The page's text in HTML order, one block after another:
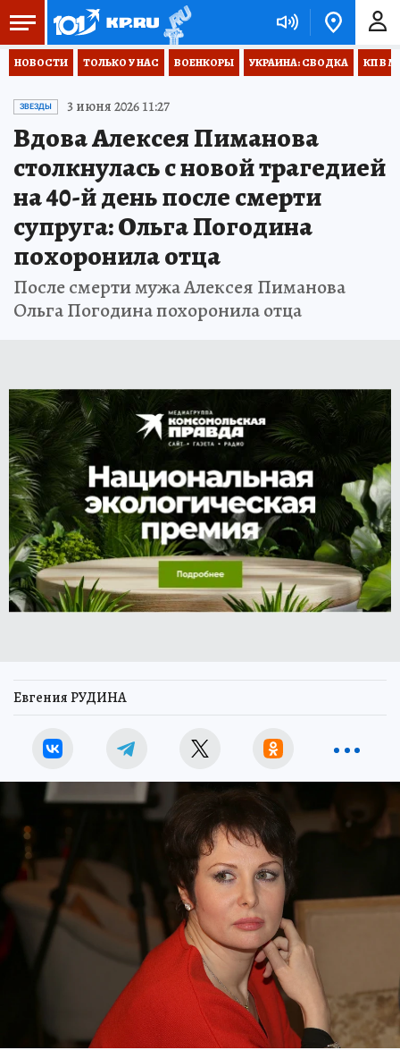
НОВОСТИ ТОЛЬКО У НАС ВОЕНКОРЫ УКРАИНА: СВОДКА КП В
ЗВЕЗДЫ 3 июня 2026 11:27
Вдова Алексея Пиманова
столкнулась с новой трагедией
на 40-й день после смерти
супруга: Ольга Погодина
похоронила отца
После смерти мужа Алексея Пиманова
Ольга Погодина похоронила отца
Евгения РУДИНА